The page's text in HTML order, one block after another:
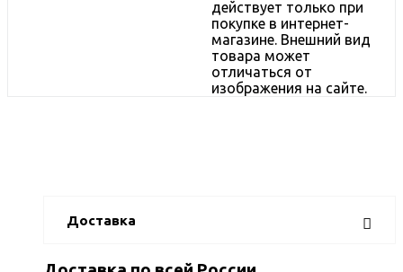
действует только при
покупке в интернет-
магазине. Внешний вид
товара может
отличаться от
изображения на сайте.
Доставка